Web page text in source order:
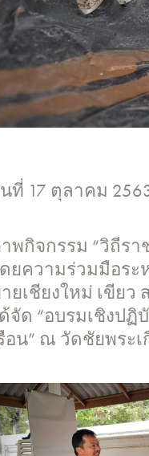
ที่ 17 ตุลาคม
พกิจกรรม “วิถีรา
ยความร่วมมือระ
ยเชียงใหม่ เขีย
จัด “อบรมเชิงป
อน” ณ วัดชัยพระเ